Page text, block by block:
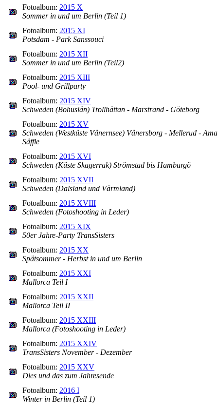
Fotoalbum: 2015 X
Sommer in und um Berlin (Teil 1)
Fotoalbum: 2015 XI
Potsdam - Park Sanssouci
Fotoalbum: 2015 XII
Sommer in und um Berlin (Teil2)
Fotoalbum: 2015 XIII
Pool- und Grillparty
Fotoalbum: 2015 XIV
Schweden (Bohuslän) Trollhättan - Marstrand - Göteborg
Fotoalbum: 2015 XV
Schweden (Westküste Vänernsee) Vänersborg - Mellerud -
Säffle
Fotoalbum: 2015 XVI
Schweden (Küste Skagerrak) Strömstad bis Hamburgö
Fotoalbum: 2015 XVII
Schweden (Dalsland und Värmland)
Fotoalbum: 2015 XVIII
Schweden (Fotoshooting in Leder)
Fotoalbum: 2015 XIX
50er Jahre-Party TransSisters
Fotoalbum: 2015 XX
Spätsommer - Herbst in und um Berlin
Fotoalbum: 2015 XXI
Mallorca Teil I
Fotoalbum: 2015 XXII
Mallorca Teil II
Fotoalbum: 2015 XXIII
Mallorca (Fotoshooting in Leder)
Fotoalbum: 2015 XXIV
TransSisters November - Dezember
Fotoalbum: 2015 XXV
Dies und das zum Jahresende
Fotoalbum: 2016 I
Winter in Berlin (Teil 1)